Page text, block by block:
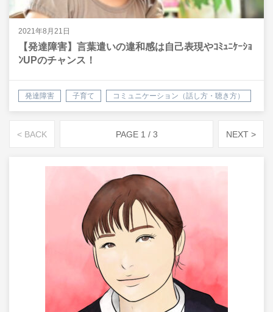
2021年8月21日
【発達障害】言葉遣いの違和感は自己表現やｺﾐｭﾆｹｰｼｮ
ﾝUPのチャンス！
発達障害 子育て コミュニケーション（話し方・聴き方）
< BACK PAGE 1 / 3 NEXT >